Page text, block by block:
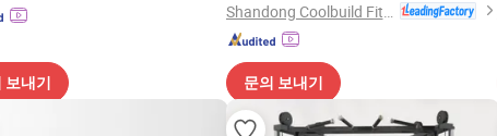
보내기 문의 보내기